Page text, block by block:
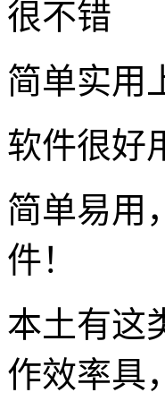
很不错
简单实用
软件很好
简单易用
件！
本土有这
作效率具